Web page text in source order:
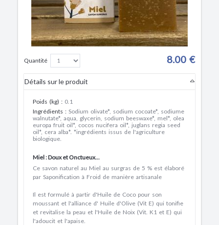
Quantité 8.00 €
Détails sur le produit
Poids (kg) : 0.1
Ingrédients : Sodium olivate*, sodium cocoate*, sodiume
walnutate*, aqua, glycerin, sodium beeswaxe*, mel*, olea
europa fruit oil*, cocos nucifera oil*, juglans regia seed
oil*, cera alba*. *ingrédients issus de l'agriculture
biologique.
Miel : Doux et Onctueux...
Ce savon naturel au Miel au surgras de 5 % est élaboré
par Saponification à Froid de manière artisanale
Il est formulé à partir d'Huile de Coco pour son
moussant et l'alliance d' Huile d'Olive (Vit E) qui tonifie
et revitalise la peau et l'Huile de Noix (Vit. K1 et E) qui
l'adoucit et l'apaise